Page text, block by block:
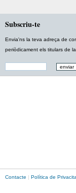
Subscriu-te
Envia'ns la teva adreça de
periòdicament els titulars de
Contacte | Política de